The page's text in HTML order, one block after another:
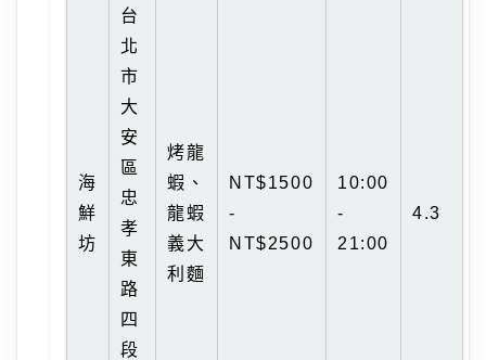
海
鮮
坊
台
北
市
大
安
區
忠
孝
東
路
四
段
烤龍
蝦、
龍蝦
義大
利麵
NT$1500
-
NT$2500
10:00
-
21:00
4.3